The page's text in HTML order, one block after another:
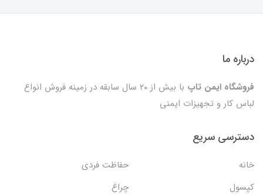
درباره ما
فروشگاه ایمن تاپ
با بیش از ۲۰ سال سابقه در زمینه فروش انواع
لباس کار و تجهیزات ایمنی
دسترسی سریع
خانه
حفاظت فردی
کپسول
چراغ